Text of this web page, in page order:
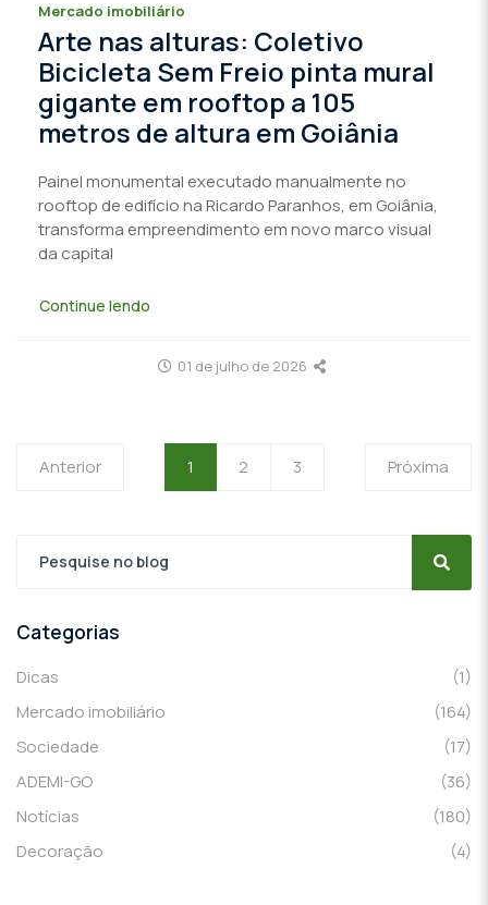
Mercado imobiliário
Arte nas alturas: Coletivo
Bicicleta Sem Freio pinta mural
gigante em rooftop a 105
metros de altura em Goiânia
Painel monumental executado manualmente no
rooftop de edifício na Ricardo Paranhos, em Goiânia,
transforma empreendimento em novo marco visual
da capital
Continue lendo
01 de julho de 2026
Anterior 1 2 3 Próxima
Categorias
Dicas
(1)
Mercado imobiliário
(164)
Sociedade
(17)
ADEMI-GO
(36)
Notícias
(180)
Decoração
(4)